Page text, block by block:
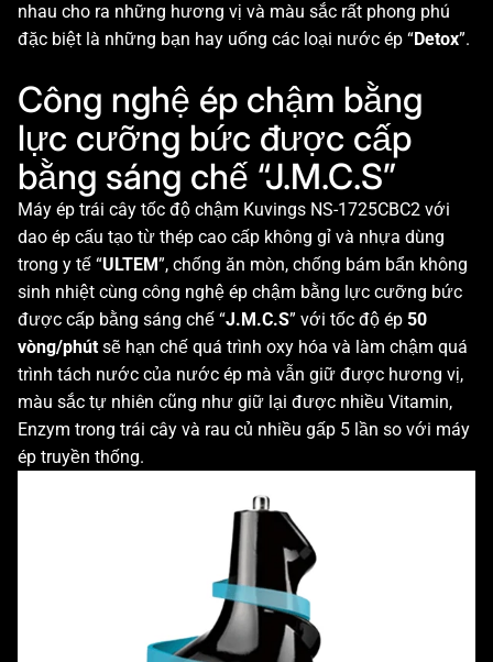
nhau cho ra những hương vị và màu sắc rất phong phú
đặc biệt là những bạn hay uống các loại nước ép “Detox”.
Công nghệ ép chậm bằng
lực cưỡng bức được cấp
bằng sáng chế “J.M.C.S”
Máy ép trái cây tốc độ chậm Kuvings NS-1725CBC2 với
dao ép cấu tạo từ thép cao cấp không gỉ và nhựa dùng
trong y tế “ULTEM”, chống ăn mòn, chống bám bẩn không
sinh nhiệt cùng công nghệ ép chậm bằng lực cưỡng bức
được cấp bằng sáng chế “J.M.C.S” với tốc độ ép 50
vòng/phútsẽ hạn chế quá trình oxy hóa và làm chậm quá
trình tách nước của nước ép mà vẫn giữ được hương vị,
màu sắc tự nhiên cũng như giữ lại được nhiều Vitamin,
Enzym trong trái cây và rau củ nhiều gấp 5 lần so với máy
ép truyền thống.